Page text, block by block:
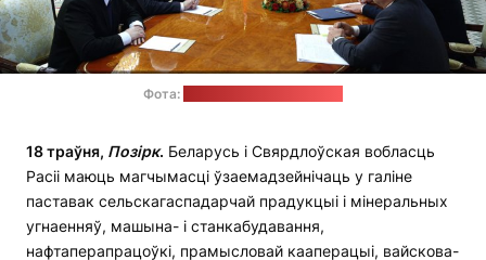
Фота:
18 траўня, Позірк. Беларусь і Свярдлоўская вобласць
Расіі маюць магчымасці ўзаемадзейнічаць у галіне
паставак сельскагаспадарчай прадукцыі і мінеральных
угнаенняў, машына- і станкабудавання,
нафтаперапрацоўкі, прамысловай кааперацыі, вайскова-